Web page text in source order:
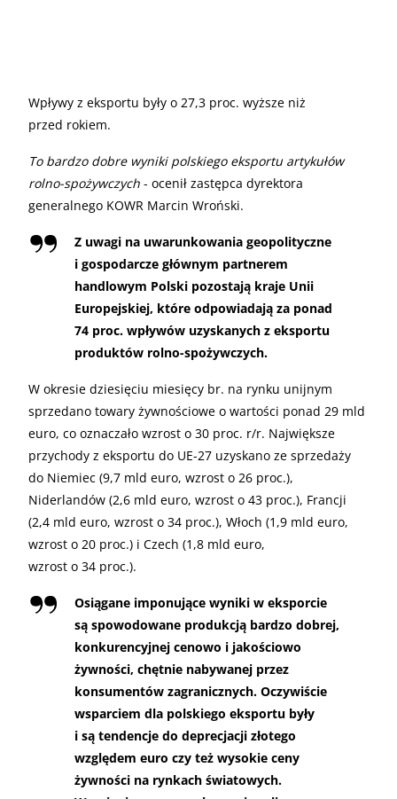
Wpływy z eksportu były o 27,3 proc. wyższe niż
przed rokiem.
To bardzo dobre wyniki polskiego eksportu artykułów
rolno-spożywczych - ocenił zastępca dyrektora
generalnego KOWR Marcin Wroński.
Z uwagi na uwarunkowania geopolityczne
i gospodarcze głównym partnerem
handlowym Polski pozostają kraje Unii
Europejskiej, które odpowiadają za ponad
74 proc. wpływów uzyskanych z eksportu
produktów rolno-spożywczych.
W okresie dziesięciu miesięcy br. na rynku unijnym
sprzedano towary żywnościowe o wartości ponad 29 mld
euro, co oznaczało wzrost o 30 proc. r/r. Największe
przychody z eksportu do UE-27 uzyskano ze sprzedaży
do Niemiec (9,7 mld euro, wzrost o 26 proc.),
Niderlandów (2,6 mld euro, wzrost o 43 proc.), Francji
(2,4 mld euro, wzrost o 34 proc.), Włoch (1,9 mld euro,
wzrost o 20 proc.) i Czech (1,8 mld euro,
wzrost o 34 proc.).
Osiągane imponujące wyniki w eksporcie
są spowodowane produkcją bardzo dobrej,
konkurencyjnej cenowo i jakościowo
żywności, chętnie nabywanej przez
konsumentów zagranicznych. Oczywiście
wsparciem dla polskiego eksportu były
i są tendencje do deprecjacji złotego
względem euro czy też wysokie ceny
żywności na rynkach światowych.